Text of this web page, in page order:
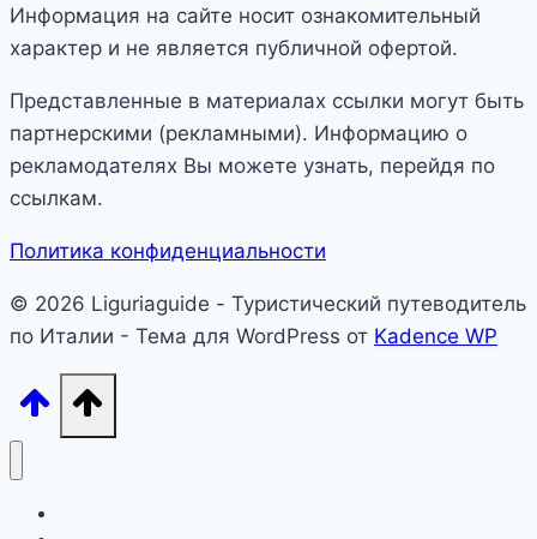
Информация на сайте носит ознакомительный
характер и не является публичной офертой.
Представленные в материалах ссылки могут быть
партнерскими (рекламными). Информацию о
рекламодателях Вы можете узнать, перейдя по
ссылкам.
Политика конфиденциальности
© 2026 Liguriaguide - Туристический путеводитель
по Италии - Тема для WordPress от Kadence WP